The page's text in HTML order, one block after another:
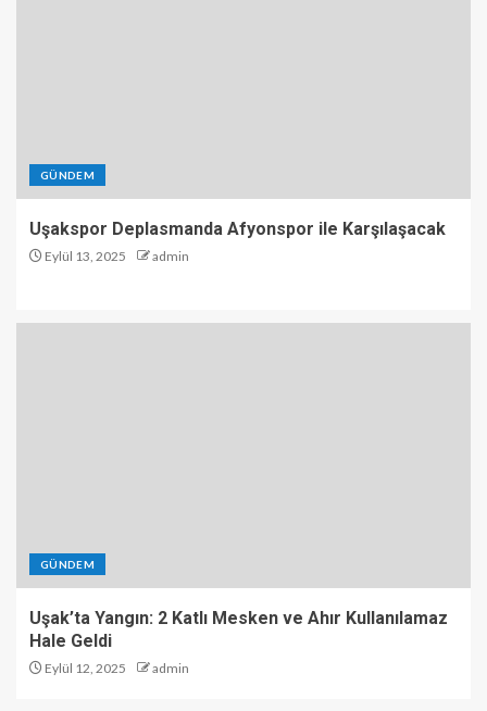
GÜNDEM
Uşakspor Deplasmanda Afyonspor ile Karşılaşacak
Eylül 13, 2025 admin
GÜNDEM
Uşak’ta Yangın: 2 Katlı Mesken ve Ahır Kullanılamaz
Hale Geldi
Eylül 12, 2025 admin